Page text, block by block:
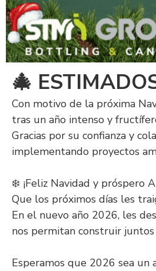
🎄
Con motivo de la próxima
tras un año intenso y
Gracias por su confianza y
implementando proyectos
❄️ ¡Feliz Navidad y próspero
Que los próximos días les
En el nuevo año 2026, les
nos permitan construir
Esperamos que 2026 sea un